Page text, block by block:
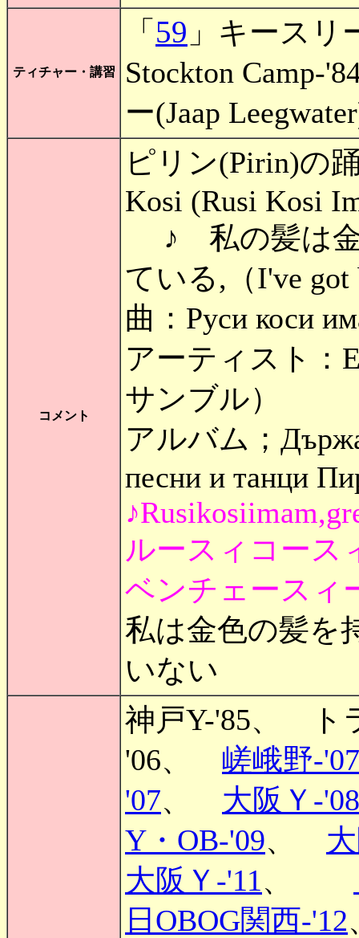
ティチャー・講習
「 59 」キース
Stockton Camp-
ー(Jaap
コメント
ピリン(Pirin)の
Kosi (Rusi Kosi
♪ 私の髪は
ている,（I've got
曲：Руси коси
アーティスト：
サンブル）
アルバム；
песни и танци
ルースィコース
ベンチェースィ
私は金色の髪を
いない
神戸Y-'85、 ト
'06、 嵯峨野-'07
'07、 大阪Ｙ-'08
Y・OB-'09、
大阪Ｙ-'11、
日OBOG関西-'12